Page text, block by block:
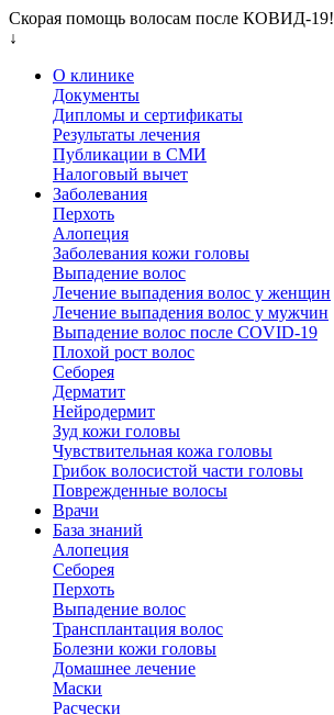
Скорая помощь волосам после КОВИД-19!
↓
О клинике
Документы
Дипломы и сертификаты
Результаты лечения
Публикации в СМИ
Налоговый вычет
Заболевания
Перхоть
Алопеция
Заболевания кожи головы
Выпадение волос
Лечение выпадения волос у женщин
Лечение выпадения волос у мужчин
Выпадение волос после COVID-19
Плохой рост волос
Cеборея
Дерматит
Нейродермит
Зуд кожи головы
Чувствительная кожа головы
Грибок волосистой части головы
Поврежденные волосы
Врачи
База знаний
Алопеция
Себорея
Перхоть
Выпадение волос
Трансплантация волос
Болезни кожи головы
Домашнее лечение
Маски
Расчески